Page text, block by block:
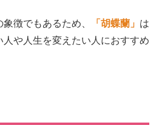
徴でもあるため、 「胡蝶蘭」 は
や人生を変えたい人におすすめ